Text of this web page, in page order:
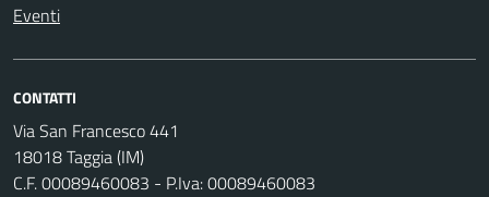
Eventi
CONTATTI
Via San Francesco 441
18018 Taggia (IM)
C.F. 00089460083 - P.Iva: 00089460083